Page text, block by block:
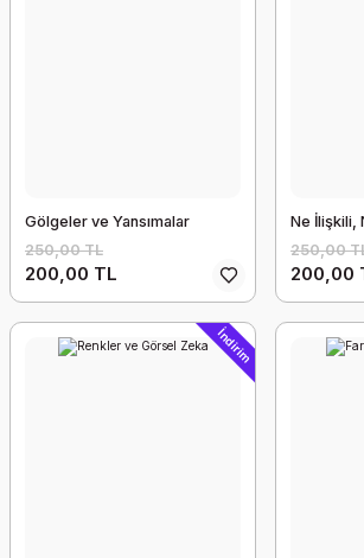
Gölgeler ve Yansımalar
250,00 TL
200,00 TL
Ne İlişkili,
250,00
200,00
İndirim